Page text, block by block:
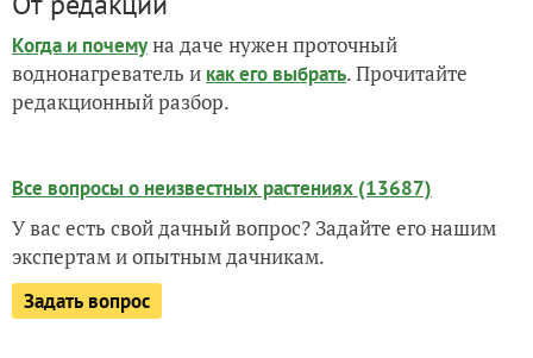
Когда и почемуна даче нужен проточный
воднонагреватель и как его выбрать. Прочитайте
редакционный разбор.
Все вопросы о неизвестных растениях (13687)
У вас есть свой дачный вопрос? Задайте его нашим
экспертам и опытным дачникам.
Задать вопрос